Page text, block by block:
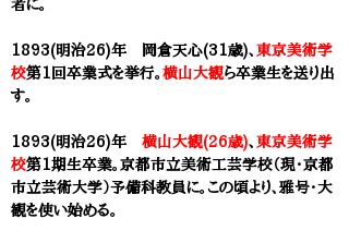
者に。
1893(明治26)年 岡倉天心(31歳)、 東京美術学
校第1回 卒業式を挙行。 横山大観ら卒業生を送り出
す。
1893(明治26)年 横山大観(26歳)、 東京美術学
校第1期生卒業。京都市立美術工芸学校（現・京都
市立芸術大学）予備科教員に。この頃より、雅号・大
観を使い始める。